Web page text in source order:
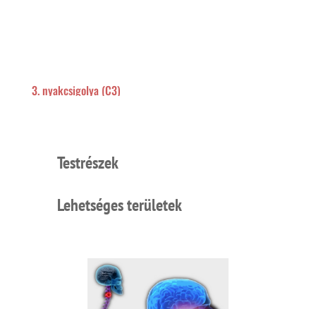
3. nyakcsigolya (C3)
Testrészek
Lehetséges területek